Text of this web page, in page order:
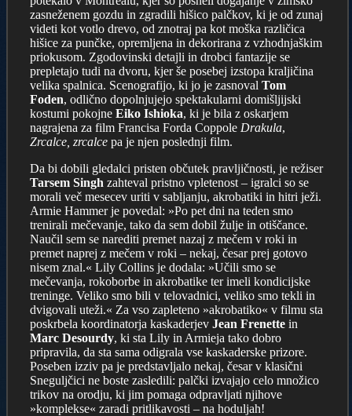
zasneženem gozdu in zgradili hišico palčkov, ki je od zunaj
videti kot votlo drevo, od znotraj pa kot moška različica
hišice za punčke, opremljena in dekorirana z vzhodnjaškim
priokusom. Zgodovinski detajli in drobci fantazije se
prepletajo tudi na dvoru, kjer še posebej izstopa kraljičina
velika spalnica. Scenografijo, ki jo je zasnoval Tom
Foden, odlično dopolnjujejo spektakularni domišljijski
kostumi pokojne Eiko Ishioka, ki je bila z oskarjem
nagrajena za film Francisa Forda Coppole Drakula,
Zrcalce, zrcalce pa je njen poslednji film.
Da bi dobili gledalci pristen občutek pravljičnosti, je režiser
Tarsem Singh zahteval pristno vpletenost – igralci so se
morali več mesecev uriti v sabljanju, akrobatiki in hitri ježi.
Armie Hammer je povedal: »Po pet dni na teden smo
trenirali mečevanje, tako da sem dobil žulje in otiščance.
Naučil sem se narediti premet nazaj z mečem v roki in
premet naprej z mečem v roki – nekaj, česar prej gotovo
nisem znal.« Lily Collins je dodala: »Učili smo se
mečevanja, rokoborbe in akrobatike ter imeli kondicijske
treninge. Veliko smo bili v telovadnici, veliko smo tekli in
dvigovali uteži.« Za vso zapleteno »akrobatiko« v filmu sta
poskrbela koordinatorja kaskaderjev Jean Frenette in
Marc Desourdy, ki sta Lily in Armieja tako dobro
pripravila, da sta sama odigrala vse kaskaderske prizore.
Poseben izziv pa je predstavljalo nekaj, česar v klasični
Sneguljčici ne boste zasledili: palčki izvajajo celo množico
trikov na orodju, ki jim pomaga odpravljati njihove
»komplekse« zaradi pritlikavosti – na hoduljah!